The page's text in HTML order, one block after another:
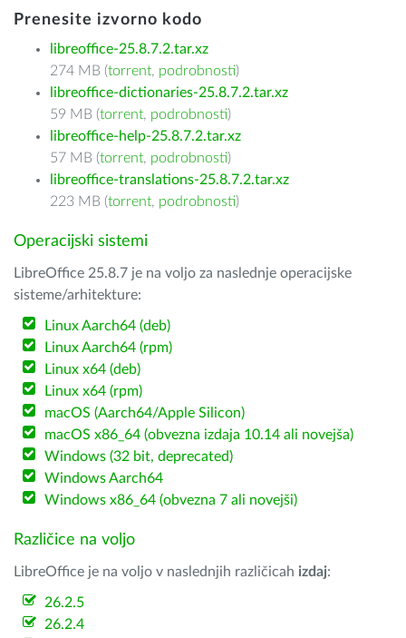
Prenesite izvorno kodo
libreoffice-25.8.7.2.tar.xz
274 MB (torrent, podrobnosti)
libreoffice-dictionaries-25.8.7.2.tar.xz
59 MB (torrent, podrobnosti)
libreoffice-help-25.8.7.2.tar.xz
57 MB (torrent, podrobnosti)
libreoffice-translations-25.8.7.2.tar.xz
223 MB (torrent, podrobnosti)
Operacijski sistemi
LibreOffice 25.8.7 je na voljo za naslednje operacijske
sisteme/arhitekture:
Linux Aarch64 (deb)
Linux Aarch64 (rpm)
Linux x64 (deb)
Linux x64 (rpm)
macOS (Aarch64/Apple Silicon)
macOS x86_64 (obvezna izdaja 10.14 ali novejša)
Windows (32 bit, deprecated)
Windows Aarch64
Windows x86_64 (obvezna 7 ali novejši)
Različice na voljo
LibreOffice je na voljo v naslednjih različicah izdaj:
26.2.5
26.2.4